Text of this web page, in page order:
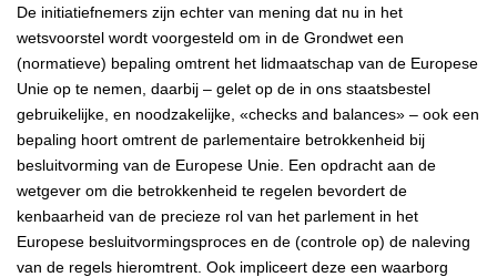
De initiatiefnemers zijn echter van mening dat nu in het
wetsvoorstel wordt voorgesteld om in de Grondwet een
(normatieve) bepaling omtrent het lidmaatschap van de Europese
Unie op te nemen, daarbij – gelet op de in ons staatsbestel
gebruikelijke, en noodzakelijke, «checks and balances» – ook een
bepaling hoort omtrent de parlementaire betrokkenheid bij
besluitvorming van de Europese Unie. Een opdracht aan de
wetgever om die betrokkenheid te regelen bevordert de
kenbaarheid van de precieze rol van het parlement in het
Europese besluitvormingsproces en de (controle op) de naleving
van de regels hieromtrent. Ook impliceert deze een waarborg